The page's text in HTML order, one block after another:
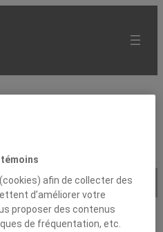
afin de collecter des
d’améliorer votre
proposer des contenus
de fréquentation, etc.